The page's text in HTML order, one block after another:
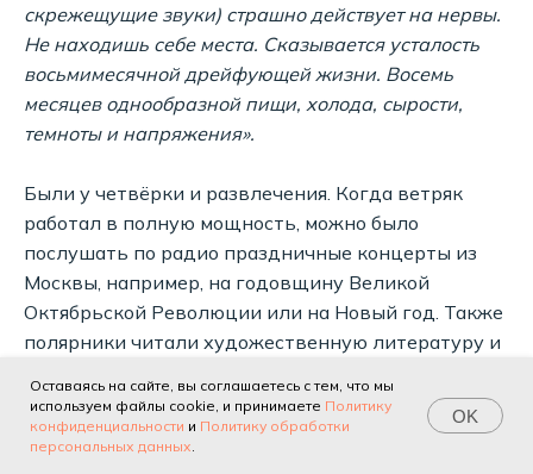
Оставаясь на сайте, вы соглашаетесь с тем, что мы
используем файлы cookie, и принимаете Политику
конфиденциальности и Политику обработки
персональных данных.
OK
скрежещущие звуки) страшно действует на нервы.
Не находишь себе места. Сказывается усталость
восьмимесячной дрейфующей жизни. Восемь
месяцев однообразной пищи, холода, сырости,
темноты и напряжения».
Были у четвёрки и развлечения. Когда ветряк
работал в полную мощность, можно было
послушать по радио праздничные концерты из
Москвы, например, на годовщину Великой
Октябрьской Революции или на Новый год. Также
полярники читали художественную литературу и
Папанина искусству этой игры.